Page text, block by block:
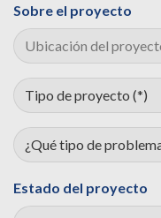
Sobre el proyecto
Estado del proyecto